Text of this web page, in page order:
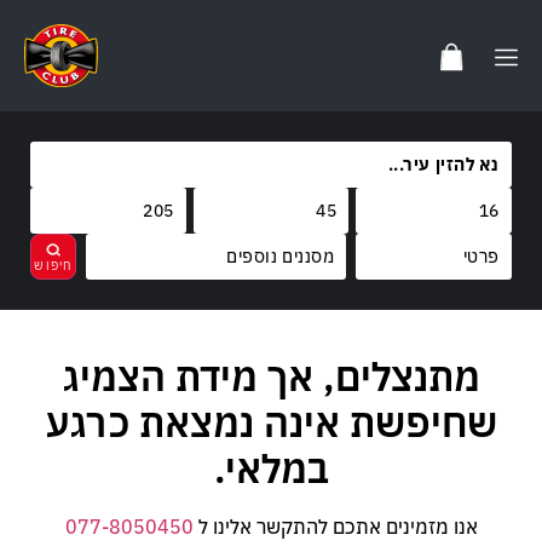
מסננים נוספים
TOYO
FARROAD
קוד משקל
87
קוד מהירות
נקה בחר
מתנצלים, אך מידת הצמיג
שחיפשת אינה נמצאת כרגע
במלאי.
אנו מזמינים אתכם להתקשר אלינו ל 077-8050450